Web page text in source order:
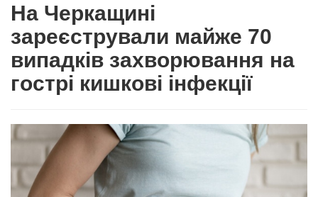
На Черкащині
зареєстрували майже 70
випадків захворювання на
гострі кишкові інфекції